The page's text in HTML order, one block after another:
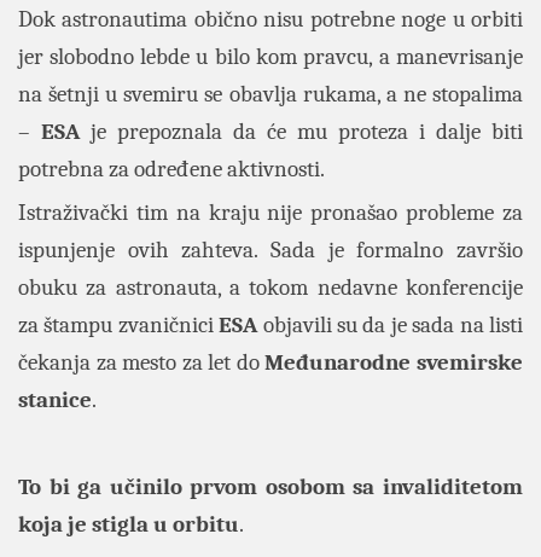
Dok astronautima obično nisu potrebne noge u orbiti
jer slobodno lebde u bilo kom pravcu, a manevrisanje
na šetnji u svemiru se obavlja rukama, a ne stopalima
– ESAje prepoznala da će mu proteza i dalje biti
potrebna za određene aktivnosti.
Istraživački tim na kraju nije pronašao probleme za
ispunjenje ovih zahteva. Sada je formalno završio
obuku za astronauta, a tokom nedavne konferencije
za štampu zvaničniciESAobjavili su da je sada na listi
čekanja za mesto za let doMeđunarodne svemirske
stanice.
To bi ga učinilo prvom osobom sa invaliditetom
koja je stigla u orbitu.